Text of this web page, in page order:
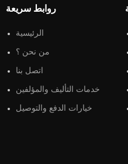
روابط سريعة
الرئيسية
من نحن ؟
اتصل بنا
خدمات التأليف والمؤلفين
خيارات الدفع والتوصيل